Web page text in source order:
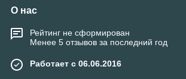
О нас
Рейтинг не сформирован
Менее 5 отзывов за последний год
Работает с 06.06.2016